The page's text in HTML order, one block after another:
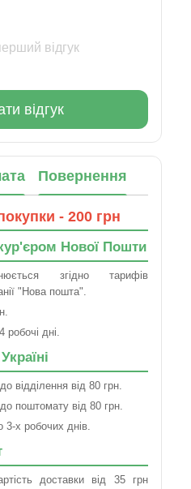
відгук
відгук
Повернення
- 200 грн
Нової Пошти
згідно тарифів
"Нова пошта".
робочі дні.
відділення від 80 грн.
поштомату від 80 грн.
3-х робочих днів.
доставки від 35 грн